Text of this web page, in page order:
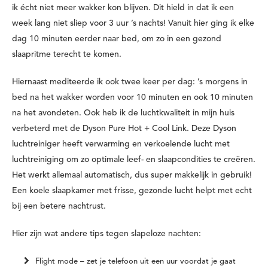
ik écht niet meer wakker kon blijven. Dit hield in dat ik een
week lang niet sliep voor 3 uur ’s nachts! Vanuit hier ging ik elke
dag 10 minuten eerder naar bed, om zo in een gezond
slaapritme terecht te komen.
Hiernaast mediteerde ik ook twee keer per dag: ’s morgens in
bed na het wakker worden voor 10 minuten en ook 10 minuten
na het avondeten. Ook heb ik de luchtkwaliteit in mijn huis
verbeterd met de Dyson Pure Hot + Cool Link. Deze Dyson
luchtreiniger heeft verwarming en verkoelende lucht met
luchtreiniging om zo optimale leef- en slaapcondities te creëren.
Het werkt allemaal automatisch, dus super makkelijk in gebruik!
Een koele slaapkamer met frisse, gezonde lucht helpt met echt
bij een betere nachtrust.
Hier zijn wat andere tips tegen slapeloze nachten:
Flight mode – zet je telefoon uit een uur voordat je gaat